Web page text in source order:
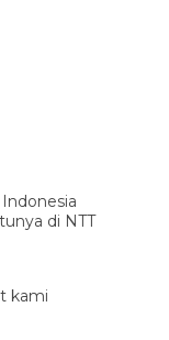
di NTT
kami